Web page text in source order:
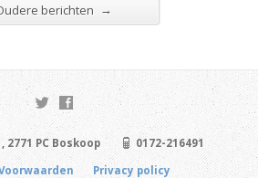
berichten →
2771 PC Boskoop
0172-216491
Privacy policy